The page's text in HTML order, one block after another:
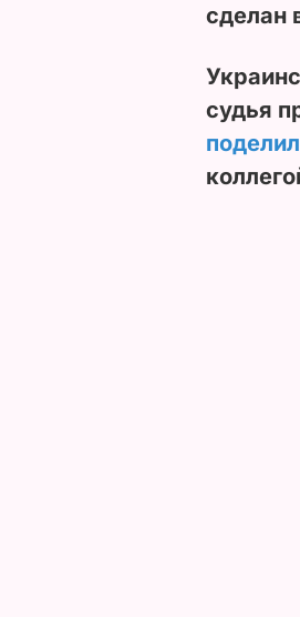
сделан
судья